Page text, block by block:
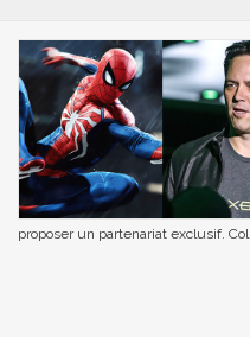
proposer un partenariat exclusif.